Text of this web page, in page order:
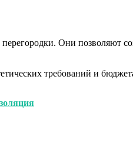
Они позволяют
требований и